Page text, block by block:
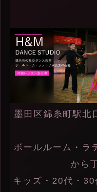
墨田区錦糸町駅北
ボールルーム・ラ
から
キッズ・20代・